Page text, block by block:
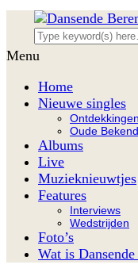
Menu
Home
Nieuwe singles
Oude
Albums
Live
Muzieknieuwtjes
Features
Interviews
Wedstrijden
Foto’s
Wat is